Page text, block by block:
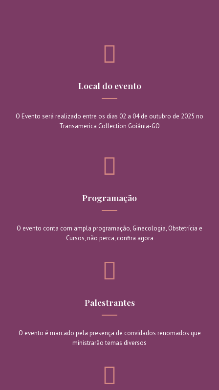
Local do evento
O Evento será realizado entre os dias 02 a 04 de outubro de 2025 no
Transamerica Collection Goiânia-GO
Programação
O evento conta com ampla programação, Ginecologia, Obstetrícia e
Cursos, não perca, confira agora
Palestrantes
O evento é marcado pela presença de convidados renomados que
ministrarão temas diversos